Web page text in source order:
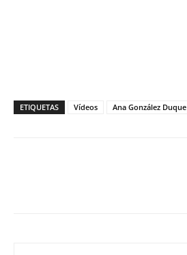
ETIQUETAS Vídeos Ana González Duque